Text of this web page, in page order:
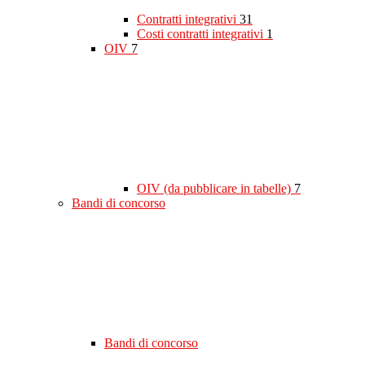
Contratti integrativi 31
Costi contratti integrativi 1
OIV 7
OIV (da pubblicare in tabelle) 7
Bandi di concorso
Bandi di concorso